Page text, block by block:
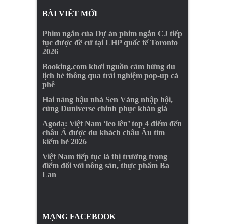
BÀI VIẾT MỚI
Phim ngắn của Dự án phim ngắn CJ tiếp
tục được đề cử tại LHP quốc tế Toronto
2026
Booking.com khơi nguồn cảm hứng du
lịch hè thông qua trải nghiệm pop-up cà
phê
Hai nàng hậu nhà Sen Vàng nhập hội,
cùng Duniverse chinh phục khán giả
Agoda: Việt Nam ‘leo lên’ top 4 điểm đến
châu Á được du khách châu Âu tìm
kiếm hè 2026
Việt Nam tiếp tục là thị trường trọng
điểm đối với nông sản, thực phẩm Ba
Lan
MẠNG FACEBOOK